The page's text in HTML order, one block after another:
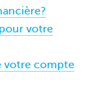
votre
votre compte